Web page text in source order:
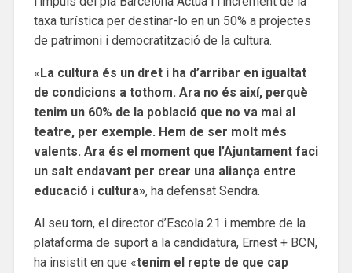
taxa turística per destinar-lo en un 50% a projectes
de patrimoni i democratització de la cultura.
«La cultura és un dret i ha d’arribar en igualtat
de condicions a tothom. Ara no és així, perquè
tenim un 60% de la població que no va mai al
teatre, per exemple. Hem de ser molt més
valents. Ara és el moment que l’Ajuntament faci
un salt endavant per crear una aliança entre
educació i cultura», ha defensat Sendra.
Al seu torn, el director d’Escola 21 i membre de la
plataforma de suport a la candidatura, Ernest + BCN,
ha insistit en que «tenim elrepte de que cap